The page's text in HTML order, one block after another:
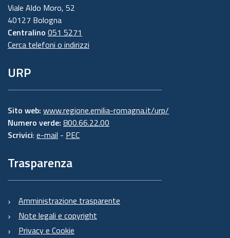
Viale Aldo Moro, 52
40127 Bologna
Centralino 051 5271
Cerca telefoni o indirizzi
URP
Sito web: www.regione.emilia-romagna.it/urp/
Numero verde: 800.66.22.00
Scrivici: e-mail - PEC
Trasparenza
Amministrazione trasparente
Note legali e copyright
Privacy e Cookie